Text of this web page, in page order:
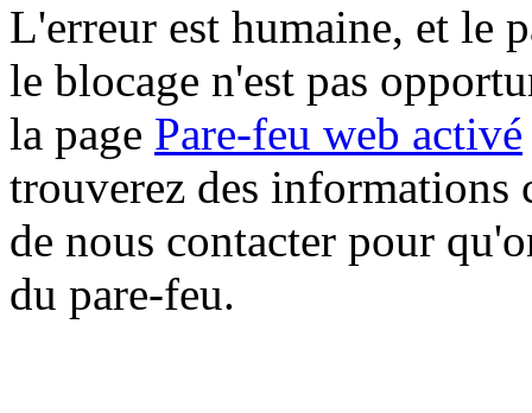
L'erreur est humaine, et le
le blocage n'est pas
la page Pare-feu web activé
trouverez des informations
de nous contacter pour
du pare-feu.